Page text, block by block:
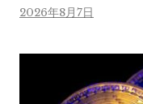
2026年8月7日